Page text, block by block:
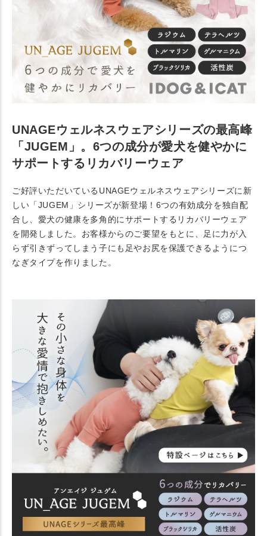
UNAGEウェルネスウェアシリーズの最高峰
「JUGEM」。6つの成分が愛犬を健やかに
サポートするリカバリーウェア
ご好評いただいているUNAGEウェルネスウェアシリーズに新
しい「JUGEM」シリーズが新登場！6つの有効成分を独自配
合し、愛犬の健康を多角的にサポートするリカバリーウェア
を開発しました。お客様からのご要望をもとに、足に力が入
らず引きずってしまう子にも足やお尻を保護できるようにつ
なぎタイプを作りました。